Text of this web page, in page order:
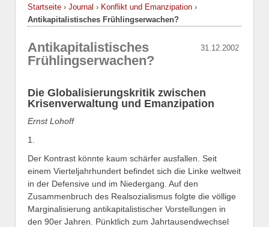
Startseite › Journal › Konflikt und Emanzipation ›
Antikapitalistisches Frühlingserwachen?
31.12.2002
Antikapitalistisches
Frühlingserwachen?
Die Globalisierungskritik zwischen
Krisenverwaltung und Emanzipation
Ernst Lohoff
1.
Der Kontrast könnte kaum schärfer ausfallen. Seit
einem Vierteljahrhundert befindet sich die Linke weltweit
in der Defensive und im Niedergang. Auf den
Zusammenbruch des Realsozialismus folgte die völlige
Marginalisierung antikapitalistischer Vorstellungen in
den 90er Jahren. Pünktlich zum Jahrtausendwechsel